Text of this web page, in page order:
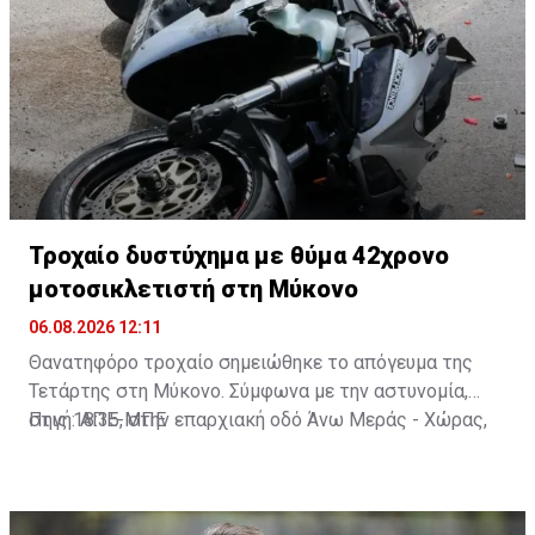
Τροχαίο δυστύχημα με θύμα 42χρονο
μοτοσικλετιστή στη Μύκονο
06.08.2026 12:11
Θανατηφόρο τροχαίο σημειώθηκε το απόγευμα της
Τετάρτης στη Μύκονο. Σύμφωνα με την αστυνομία,
στις 18:35, στην επαρχιακή οδό Άνω Μεράς - Χώρας,
συγκρούστηκε με Ι.Χ. αυτοκίνητο που οδηγούσε
Πηγή: ΑΠΕ-ΜΠΕ